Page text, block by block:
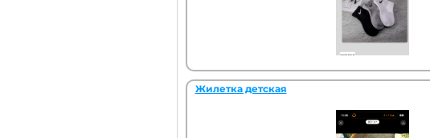
Жилетка детская